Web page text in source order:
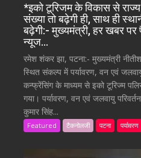
*इको टूरिजम के विकास से
संख्या तो बढ़ेगी ही, साथ ही
बढ़ेगी:- मुख्यमंत्री, हर खबर
न्यूज…
रमेश शंकर झा, पटना:- मुख्यमंत्री
स्थित संकल्प में पर्यावरण, वन एवं जलवायु
कन्फ्रेंसिंग के माध्यम से इको टूरिज्म
गया। पर्यावरण, वन एवं जलवायु
कुमार सिंह...
Featured टैकनोलजी पटना पर्यावरण